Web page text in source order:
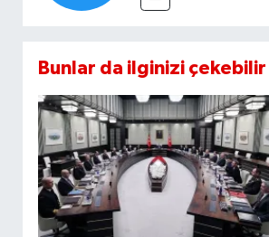
Bunlar da ilginizi çekebilir